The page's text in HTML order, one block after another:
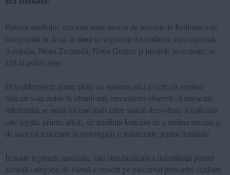
Potrivit studiului, cea mai mare nevoie de servicii de fertilitate este
înregistrată în Asia, în timp ce regiunea Australasia, care cuprinde
Australia, Noua Zeelandă, Noua Guinee și insulele învecinate, se
află la polul opus.
Deși diferențele dintre țările cu venituri mici și cele cu venituri
ridicate s-au redus în ultimii ani, cercetătorii observă că impactul
infertilității se mută tot mai mult către statele dezvoltate. Explicația
este legată, printre altele, de tendința femeilor de a amâna sarcina și
de accesul mai mare la investigații și tratamente pentru fertilitate.
În toate regiunile analizate, rata standardizată a infertilității pentru
această categorie de vârstă a crescut pe parcursul perioadei studiate.